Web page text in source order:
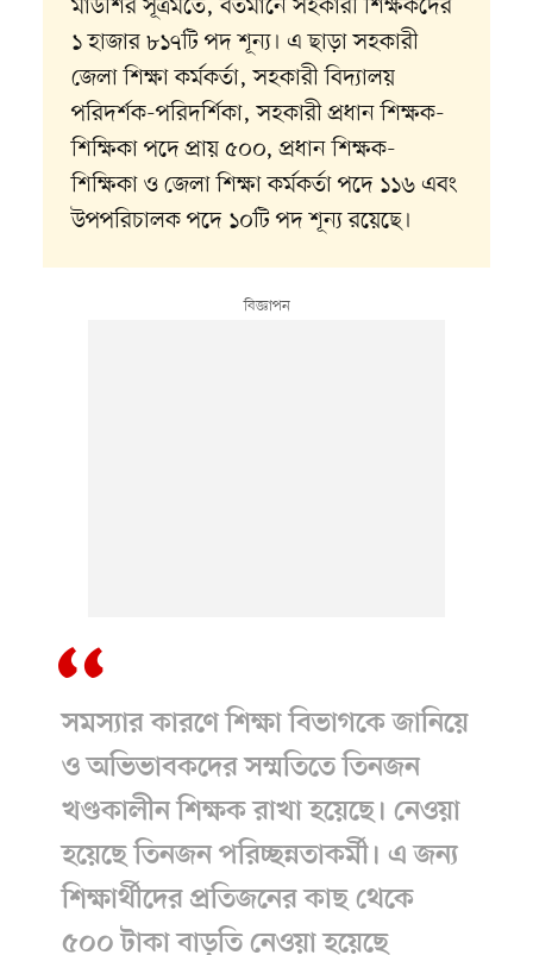
মাউশির সূত্রমতে, বর্তমানে সহকারী শিক্ষকদের
১ হাজার ৮১৭টি পদ শূন্য। এ ছাড়া সহকারী
জেলা শিক্ষা কর্মকর্তা, সহকারী বিদ্যালয়
পরিদর্শক-পরিদর্শিকা, সহকারী প্রধান শিক্ষক-
শিক্ষিকা পদে প্রায় ৫০০, প্রধান শিক্ষক-
শিক্ষিকা ও জেলা শিক্ষা কর্মকর্তা পদে ১১৬ এবং
উপপরিচালক পদে ১০টি পদ শূন্য রয়েছে।
সমস্যার কারণে শিক্ষা বিভাগকে জানিয়ে
ও অভিভাবকদের সম্মতিতে তিনজন
খণ্ডকালীন শিক্ষক রাখা হয়েছে। নেওয়া
হয়েছে তিনজন পরিচ্ছন্নতাকর্মী। এ জন্য
শিক্ষার্থীদের প্রতিজনের কাছ থেকে
৫০০ টাকা বাড়তি নেওয়া হয়েছে